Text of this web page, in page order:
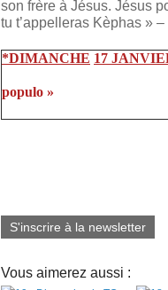
son frère à Jésus. Jésus
tu t’appelleras Kèphas »
*DIMANCHE 17
populo »
S'inscrire à la newsletter
Vous aimerez aussi :